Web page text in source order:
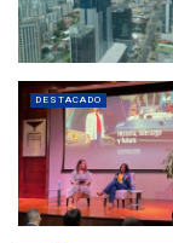
DESTACADO